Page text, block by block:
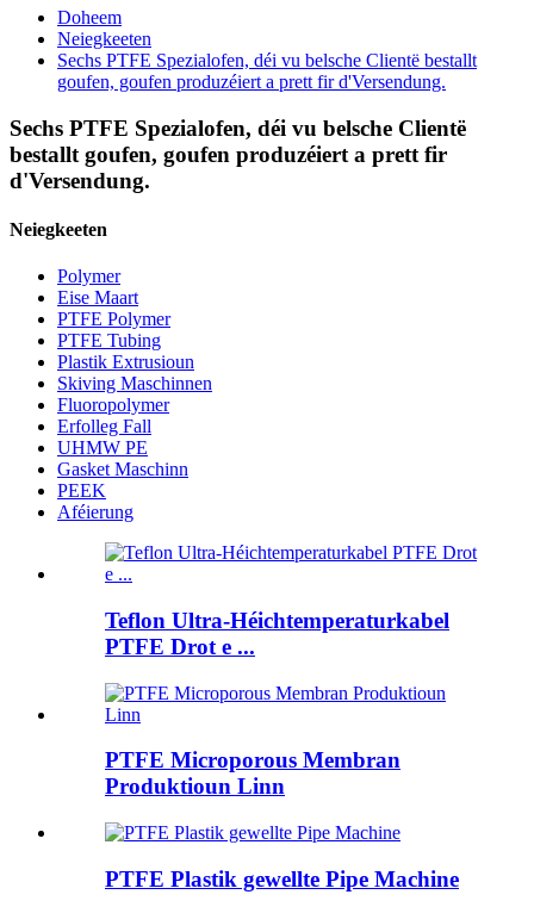
Doheem
Neiegkeeten
Sechs PTFE Spezialofen, déi vu belsche Clientë bestallt
goufen, goufen produzéiert a prett fir d'Versendung.
Sechs PTFE Spezialofen, déi vu belsche Clientë
bestallt goufen, goufen produzéiert a prett fir
d'Versendung.
Neiegkeeten
Polymer
Eise Maart
PTFE Polymer
PTFE Tubing
Plastik Extrusioun
Skiving Maschinnen
Fluoropolymer
Erfolleg Fall
UHMW PE
Gasket Maschinn
PEEK
Aféierung
Teflon Ultra-Héichtemperaturkabel
PTFE Drot e ...
PTFE Microporous Membran
Produktioun Linn
PTFE Plastik gewellte Pipe Machine